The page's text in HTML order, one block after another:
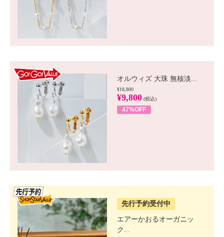
オルウィズ 大珠 無核淡...
¥18,800
¥9,800 (税込)
47%OFF
先行予約受付中
エアーかおるオーガニッ
ク...